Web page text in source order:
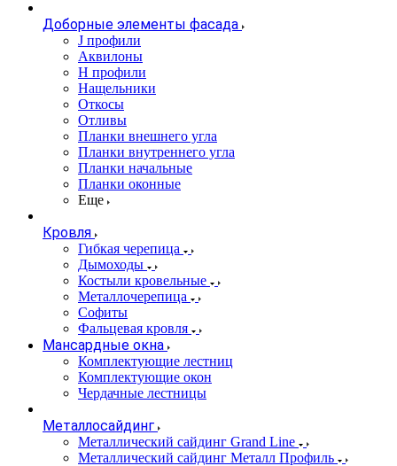
Доборные элементы фасада
J профили
Аквилоны
Н профили
Нащельники
Откосы
Отливы
Планки внешнего угла
Планки внутреннего угла
Планки начальные
Планки оконные
Еще
Кровля
Гибкая черепица
Дымоходы
Костыли кровельные
Металлочерепица
Софиты
Фальцевая кровля
Мансардные окна
Комплектующие лестниц
Комплектующие окон
Чердачные лестницы
Металлосайдинг
Металлический сайдинг Grand Line
Металлический сайдинг Металл Профиль